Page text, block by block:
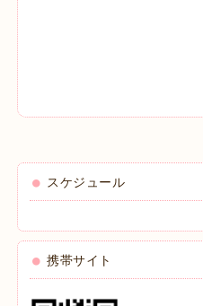
スケジュール
携帯サイト